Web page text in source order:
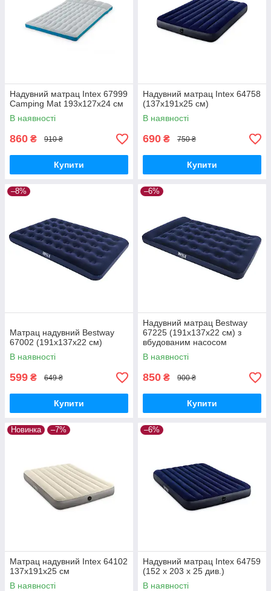
Надувний матрац Intex 67999
Camping Mat 193х127х24 см
В наявності
860 ₴ 910 ₴
Купити
Надувний матрац Intex 64758
(137x191x25 см)
В наявності
690 ₴ 750 ₴
Купити
–8%
Матрац надувний Bestway
67002 (191х137х22 см)
В наявності
599 ₴ 649 ₴
Купити
–6%
Надувний матрац Bestway
67225 (191х137х22 см) з
вбудованим насосом
В наявності
850 ₴ 900 ₴
Купити
Новинка –7%
Матрац надувний Intex 64102
137х191х25 см
В наявності
–6%
Надувний матрац Intex 64759
(152 х 203 х 25 див.)
В наявності